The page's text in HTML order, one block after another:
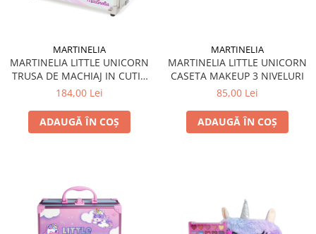
MARTINELIA
MARTINELIA LITTLE UNICORN
TRUSA DE MACHIAJ IN CUTIE
DE METALICA
184,00 Lei
ADAUGĂ ÎN COȘ
MARTINELIA
MARTINELIA LITTLE UNICORN
CASETA MAKEUP 3 NIVELURI
85,00 Lei
ADAUGĂ ÎN COȘ